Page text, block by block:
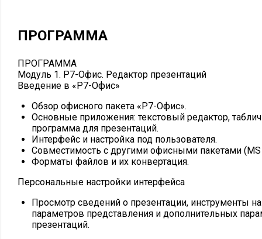
ПРОГРАММА
ПРОГРАММА
Модуль 1. Р7-Офис. Редактор презентаций
Введение в «Р7-Офис»
Обзор офисного пакета «Р7-Офис».
Основные приложения: текстовый редактор,
программа для презентаций.
Интерфейс и настройка под пользователя.
Совместимость с другими офисными пакетами (MS
Форматы файлов и их конвертация.
Персональные настройки интерфейса
Просмотр сведений о презентации, инструменты
параметров представления и дополнительных
презентаций.